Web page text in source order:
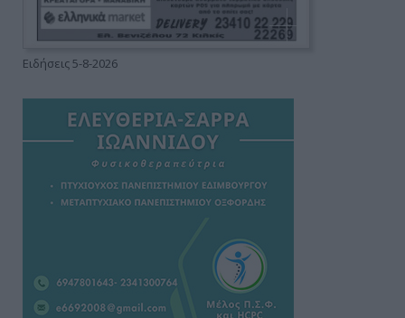
Ειδήσεις 5-8-2026